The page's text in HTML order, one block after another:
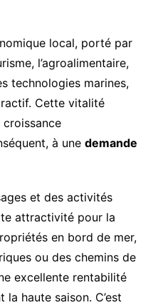
local, porté par
l’agroalimentaire,
technologies marines,
Cette vitalité
à une demande
et des activités
attractivité pour la
en bord de mer,
ou des chemins de
excellente rentabilité
haute saison. C’est